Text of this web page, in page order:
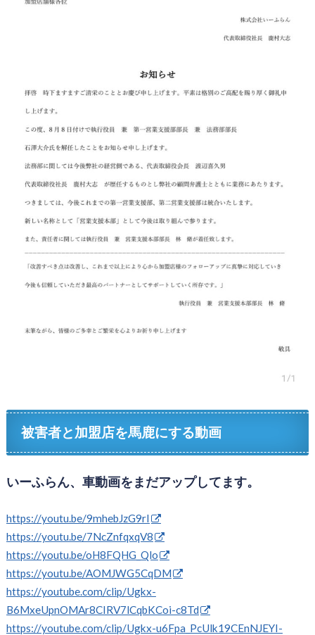
被害者と加盟店を馬鹿にする動画
いーふらん、車動画をまだアップしてます。
https://youtu.be/9mhebJzG9rI
https://youtu.be/7NcZnfqxqV8
https://youtu.be/oH8FQHG_Qlo
https://youtu.be/AOMJWG5CqDM
https://youtube.com/clip/Ugkx-
B6MxeUpnOMAr8CIRV7lCqbKCoi-c8Td
https://youtube.com/clip/Ugkx-u6Fpa_PcUlk19CEnNJEYI-